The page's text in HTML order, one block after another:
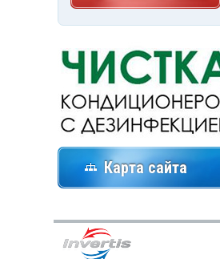
Карта сайта